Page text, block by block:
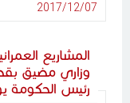
2017/12/07
المشاريع
وزاري مضيق
رئيس الحكومة